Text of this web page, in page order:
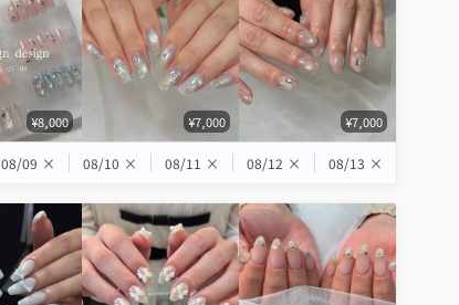
¥8,000 ¥7,000 ¥7,000
08/09 × 08/10 × 08/11 × 08/12 × 08/13 ×